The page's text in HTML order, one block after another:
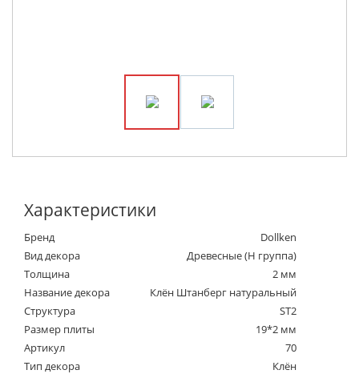
Характеристики
Бренд
Dollken
Вид декора
Древесные (Н группа)
Толщина
2 мм
Название декора
Клён Штанберг натуральный
Структура
ST2
Размер плиты
19*2 мм
Артикул
70
Тип декора
Клён